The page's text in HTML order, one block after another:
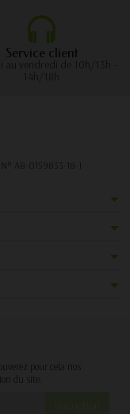
Service client
AB-0159833-18-1
pour cela nos
du site.